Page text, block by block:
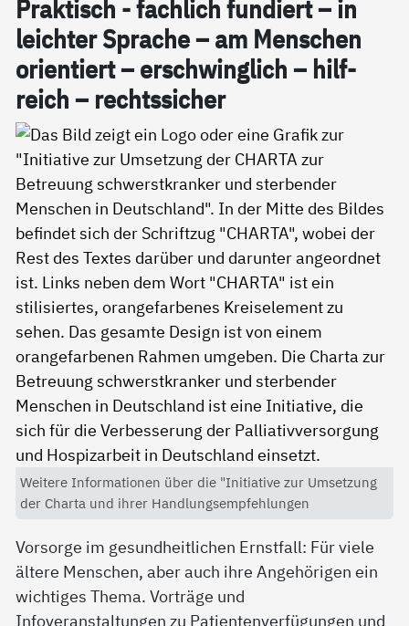
Prak­tisch - fach­lich fun­diert – in
leich­ter Spra­che – am Men­schen
ori­en­tiert – er­schwing­lich – hil­f­
reich – rechts­si­cher
Weitere Informationen über die "Initiative zur Umsetzung
der Charta und ihrer Handlungsempfehlungen
Vorsorge im gesundheitlichen Ernstfall: Für viele
ältere Menschen, aber auch ihre Angehörigen ein
wichtiges Thema. Vorträge und
Infoveranstaltungen zu Patientenverfügungen und